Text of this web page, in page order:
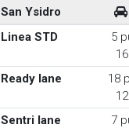
San Ysidro
Linea STD
5
Ready lane
18
Sentri lane
7